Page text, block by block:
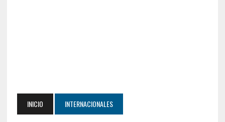
INICIO INTERNACIONALES